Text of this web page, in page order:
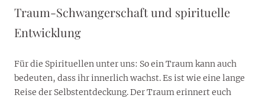
Traum-Schwangerschaft und spirituelle
Entwicklung
Für die Spirituellen unter uns: So ein Traum kann auch
bedeuten, dass ihr innerlich wachst. Es ist wie eine lange
Reise der Selbstentdeckung. Der Traum erinnert euch